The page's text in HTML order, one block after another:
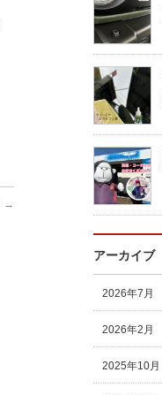
→
アーカイブ
2026年7月
2026年2月
2025年10月